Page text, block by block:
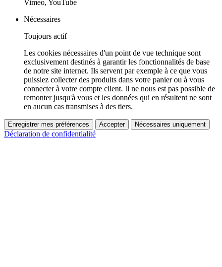
Vimeo, YouTube
Nécessaires
Toujours actif
Les cookies nécessaires d'un point de vue technique sont
exclusivement destinés à garantir les fonctionnalités de base
de notre site internet. Ils servent par exemple à ce que vous
puissiez collecter des produits dans votre panier ou à vous
connecter à votre compte client. Il ne nous est pas possible de
remonter jusqu'à vous et les données qui en résultent ne sont
en aucun cas transmises à des tiers.
Enregistrer mes préférences Accepter Nécessaires uniquement
Déclaration de confidentialité